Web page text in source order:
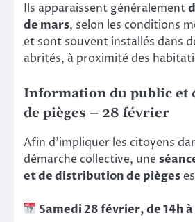
Ils apparaissent généralement
de mars, selon les conditions
et sont souvent installés dans
abrités, à proximité des
Information du public
de pièges – 28 février
Afin d’impliquer les citoyens
démarche collective, une
et de distribution de pièges
Samedi 28 février, de 14h à